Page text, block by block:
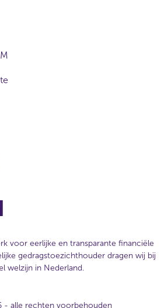
voor eerlijke en transparante financiële
gedragstoezichthouder dragen wij bij
welzijn in Nederland.
- alle rechten voorbehouden